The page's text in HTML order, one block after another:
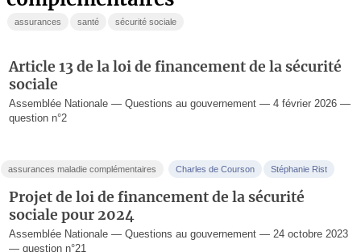
assurances santé sécurité sociale
Article 13 de la loi de financement de la sécurité
sociale
Assemblée Nationale — Questions au gouvernement — 4 février 2026 —
question n°2
assurances maladie complémentaires Charles de Courson Stéphanie Rist
Projet de loi de financement de la sécurité
sociale pour 2024
Assemblée Nationale — Questions au gouvernement — 24 octobre 2023
— question n°21